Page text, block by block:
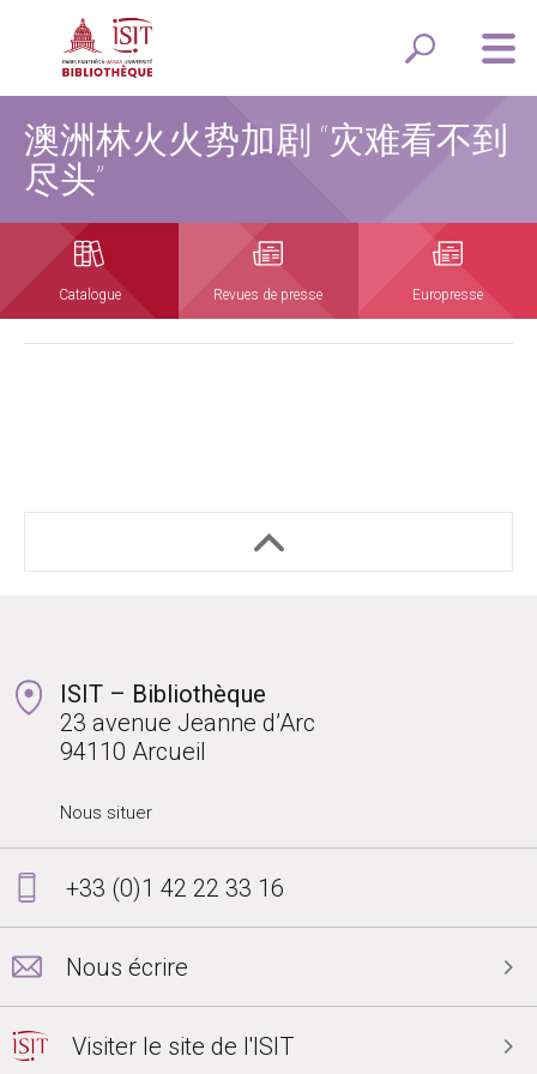
澳洲林火火势加剧 “灾难看不到
尽头”
Catalogue Revues de presse Europresse
ISIT – Bibliothèque
23 avenue Jeanne d’Arc
94110 Arcueil
Nous situer
+33 (0)1 42 22 33 16
Nous écrire
Visiter le site de l'ISIT